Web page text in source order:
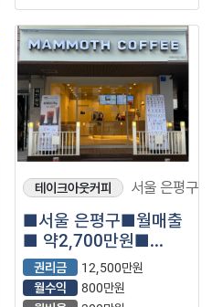
테이크아웃커피 서울 은평구
■서울 은평구■월매출
■ 약2,700만원■
매머드커피
매장나왔습니다.
권리금
12,500만원
월수익
800만원